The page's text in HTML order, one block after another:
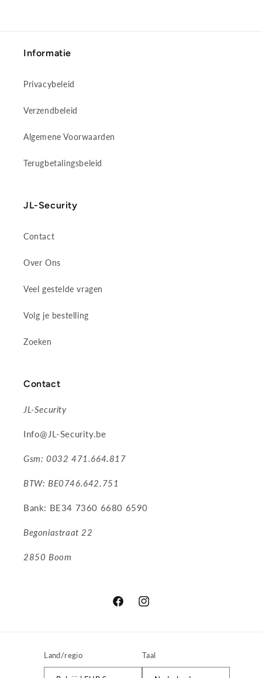
Informatie
Privacybeleid
Verzendbeleid
Algemene Voorwaarden
Terugbetalingsbeleid
JL-Security
Contact
Over Ons
Veel gestelde vragen
Volg je bestelling
Zoeken
Contact
JL-Security
Info@JL-Security.be
Gsm: 0032 471.664.817
BTW: BE0746.642.751
Bank: BE34 7360 6680 6590
Begoniastraat 22
2850 Boom
FacebookInstagram
Land/regio Taal